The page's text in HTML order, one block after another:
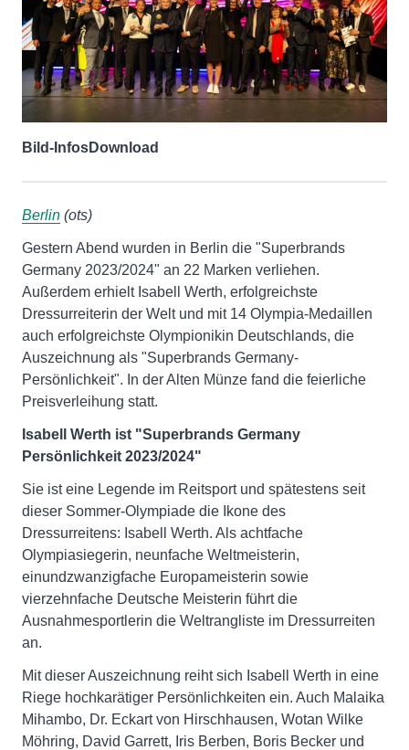
Bild-InfosDownload
Berlin (ots)
Gestern Abend wurden in Berlin die "Superbrands
Germany 2023/2024" an 22 Marken verliehen.
Außerdem erhielt Isabell Werth, erfolgreichste
Dressurreiterin der Welt und mit 14 Olympia-Medaillen
auch erfolgreichste Olympionikin Deutschlands, die
Auszeichnung als "Superbrands Germany-
Persönlichkeit". In der Alten Münze fand die feierliche
Preisverleihung statt.
Isabell Werth ist "Superbrands Germany
Persönlichkeit 2023/2024"
Sie ist eine Legende im Reitsport und spätestens seit
dieser Sommer-Olympiade die Ikone des
Dressurreitens: Isabell Werth. Als achtfache
Olympiasiegerin, neunfache Weltmeisterin,
einundzwanzigfache Europameisterin sowie
vierzehnfache Deutsche Meisterin führt die
Ausnahmesportlerin die Weltrangliste im Dressurreiten
an.
Mit dieser Auszeichnung reiht sich Isabell Werth in eine
Riege hochkarätiger Persönlichkeiten ein. Auch Malaika
Mihambo, Dr. Eckart von Hirschhausen, Wotan Wilke
Möhring, David Garrett, Iris Berben, Boris Becker und